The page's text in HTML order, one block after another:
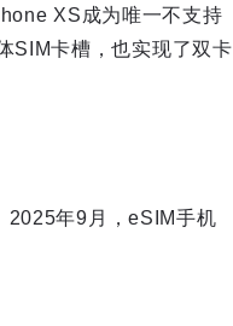
XS成为唯一不支持
SIM卡槽，也实现了双卡
2025年9月，eSIM手机